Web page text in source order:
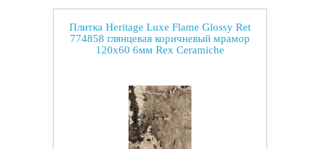
Плитка Heritage Luxe Flame Glossy Ret
774858 глянцевая коричневый мрамор
120x60 6мм Rex Ceramiche